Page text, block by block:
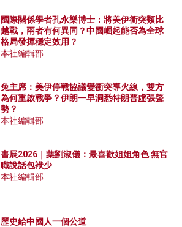
國際關係學者孔永樂博士：將美伊衝突類比
越戰，兩者有何異同？中國崛起能否為全球
格局發揮穩定效用？
本社編輯部
兔主席：美伊停戰協議變衝突導火線，雙方
為何重啟戰爭？伊朗一早洞悉特朗普虛張聲
勢？
本社編輯部
書展2026｜葉劉淑儀：最喜歡姐姐角色 無官
職說話包袱少
本社編輯部
歷史給中國人一個公道